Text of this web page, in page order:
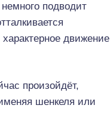
подводит
движение
произойдёт,
шенкеля или